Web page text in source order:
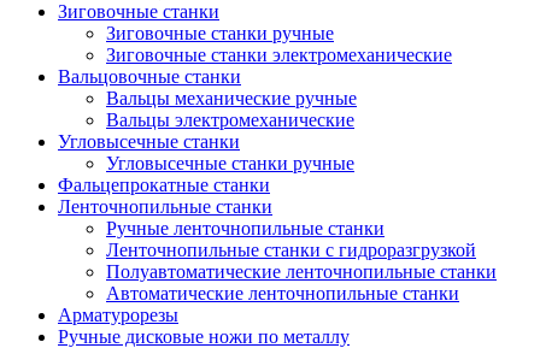
Зиговочные станки
Зиговочные станки ручные
Зиговочные станки электромеханические
Вальцовочные станки
Вальцы механические ручные
Вальцы электромеханические
Угловысечные станки
Угловысечные станки ручные
Фальцепрокатные станки
Ленточнопильные станки
Ручные ленточнопильные станки
Ленточнопильные станки с гидроразгрузкой
Полуавтоматические ленточнопильные станки
Автоматические ленточнопильные станки
Арматурорезы
Ручные дисковые ножи по металлу